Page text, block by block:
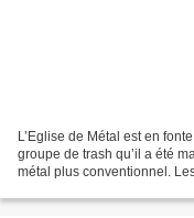
L’Eglise de Métal est en
groupe de trash qu’il a été
métal plus conventionnel.